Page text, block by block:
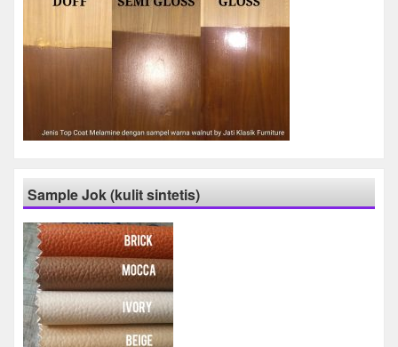
Sample Jok (kulit sintetis)